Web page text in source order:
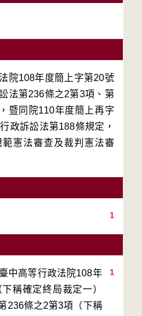
院108年度簡上字第20號
法第236條之2第3項、第
暨同院110年度簡上再字
政訴訟法第188條規定，
憲法審查及裁判憲法審
1
1
中高等行政法院108年
稱確定終局裁定一）
236條之2第3項（下稱